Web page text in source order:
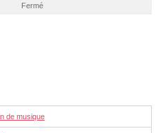
Fermé
de musique